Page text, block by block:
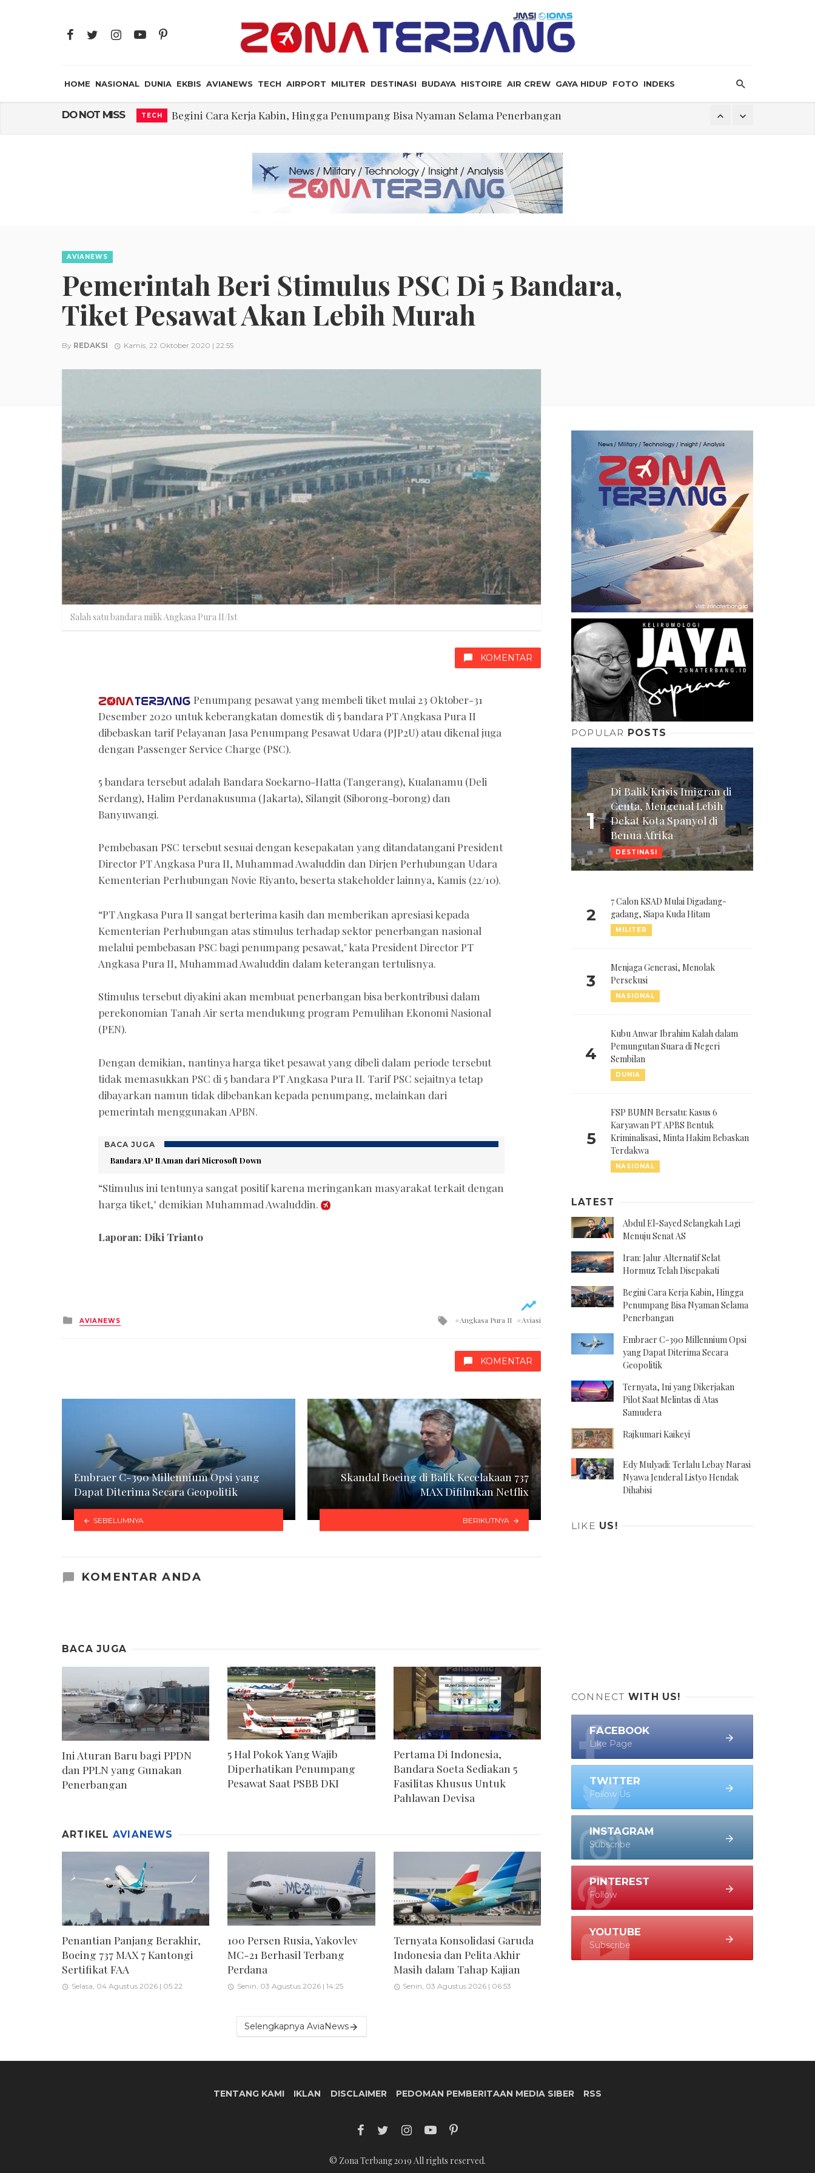
HOME NASIONAL DUNIA EKBIS AVIANEWS TECH AIRPORT MILITER DESTINASI BUDAYA HISTOIRE AIR CREW GAYA HIDUP FOTO INDEKS
DO NOT MISS TECH Begini Cara Kerja Kabin, Hingga Penumpang Bisa Nyaman Selama Penerbangan
Ternyata, Ini yang Dikerjakan Pilot Saat Melintas di Atas Samudera
Rajkumari Kaikeyi
Edy Mulyadi: Terlalu Lebay Narasi Nyawa Jenderal Listyo Hendak Dihabisi
Abdul El-Sayed Selangkah Lagi Menuju Senat AS
AVIANEWS
Pemerintah Beri Stimulus PSC Di 5 Bandara,
Tiket Pesawat Akan Lebih Murah
By REDAKSI Kamis, 22 Oktober 2020 | 22:55
Salah satu bandara milik Angkasa Pura II/Ist
KOMENTAR
Penumpang pesawat yang membeli tiket mulai 23 Oktober-31
Desember 2020 untuk keberangkatan domestik di 5 bandara PT Angkasa Pura II
dibebaskan tarif Pelayanan Jasa Penumpang Pesawat Udara (PJP2U) atau dikenal juga
dengan Passenger Service Charge (PSC).
5 bandara tersebut adalah Bandara Soekarno-Hatta (Tangerang), Kualanamu (Deli
Serdang), Halim Perdanakusuma (Jakarta), Silangit (Siborong-borong) dan
Banyuwangi.
Pembebasan PSC tersebut sesuai dengan kesepakatan yang ditandatangani President
Director PT Angkasa Pura II, Muhammad Awaluddin dan Dirjen Perhubungan Udara
Kementerian Perhubungan Novie Riyanto, beserta stakeholder lainnya, Kamis (22/10).
“PT Angkasa Pura II sangat berterima kasih dan memberikan apresiasi kepada
Kementerian Perhubungan atas stimulus terhadap sektor penerbangan nasional
melalui pembebasan PSC bagi penumpang pesawat," kata President Director PT
Angkasa Pura II, Muhammad Awaluddin dalam keterangan tertulisnya.
Stimulus tersebut diyakini akan membuat penerbangan bisa berkontribusi dalam
perekonomian Tanah Air serta mendukung program Pemulihan Ekonomi Nasional
(PEN).
Dengan demikian, nantinya harga tiket pesawat yang dibeli dalam periode tersebut
tidak memasukkan PSC di 5 bandara PT Angkasa Pura II. Tarif PSC sejaitnya tetap
dibayarkan namun tidak dibebankan kepada penumpang, melainkan dari
pemerintah menggunakan APBN.
BACA JUGA
Bandara AP II Aman dari Microsoft Down
“Stimulus ini tentunya sangat positif karena meringankan masyarakat terkait dengan
harga tiket," demikian Muhammad Awaluddin.
Laporan: Diki Trianto
Posted
in
AVIANEWS Tagged
with
Angkasa Pura II Aviasi
KOMENTAR
Embraer C-390 Millennium Opsi yang
Dapat Diterima Secara Geopolitik
SEBELUMNYA
Skandal Boeing di Balik Kecelakaan 737
MAX Difilmkan Netflix
BERIKUTNYA
KOMENTAR ANDA
BACA JUGA
Ini Aturan Baru bagi PPDN
dan PPLN yang Gunakan
Penerbangan
5 Hal Pokok Yang Wajib
Diperhatikan Penumpang
Pesawat Saat PSBB DKI
Pertama Di Indonesia,
Bandara Soeta Sediakan 5
Fasilitas Khusus Untuk
Pahlawan Devisa
ARTIKEL AVIANEWS
Penantian Panjang Berakhir,
Boeing 737 MAX 7 Kantongi
Sertifikat FAA
Selasa, 04 Agustus 2026 | 05:22
100 Persen Rusia, Yakovlev
MC-21 Berhasil Terbang
Perdana
Senin, 03 Agustus 2026 | 14:25
Ternyata Konsolidasi Garuda
Indonesia dan Pelita Akhir
Masih dalam Tahap Kajian
Senin, 03 Agustus 2026 | 06:53
Selengkapnya AviaNews
POPULAR POSTS
1
Di Balik Krisis Imigran di
Ceuta, Mengenal Lebih
Dekat Kota Spanyol di
Benua Afrika
DESTINASI
2
7 Calon KSAD Mulai Digadang-
gadang, Siapa Kuda Hitam
MILITER
3
Menjaga Generasi, Menolak
Persekusi
NASIONAL
4
Kubu Anwar Ibrahim Kalah dalam
Pemungutan Suara di Negeri
Sembilan
DUNIA
5
FSP BUMN Bersatu: Kasus 6
Karyawan PT APBS Bentuk
Kriminalisasi, Minta Hakim Bebaskan
Terdakwa
NASIONAL
LATEST
Abdul El-Sayed Selangkah Lagi
Menuju Senat AS
Iran: Jalur Alternatif Selat
Hormuz Telah Disepakati
Begini Cara Kerja Kabin, Hingga
Penumpang Bisa Nyaman Selama
Penerbangan
Embraer C-390 Millennium Opsi
yang Dapat Diterima Secara
Geopolitik
Ternyata, Ini yang Dikerjakan
Pilot Saat Melintas di Atas
Samudera
Rajkumari Kaikeyi
Edy Mulyadi: Terlalu Lebay Narasi
Nyawa Jenderal Listyo Hendak
Dihabisi
LIKE US!
CONNECT WITH US!
FACEBOOK
Like Page
TWITTER
Follow Us
INSTAGRAM
Subscribe
PINTEREST
Follow
YOUTUBE
Subscribe
TENTANG KAMI IKLAN DISCLAIMER PEDOMAN PEMBERITAAN MEDIA SIBER RSS
© Zona Terbang 2019 All rights reserved.